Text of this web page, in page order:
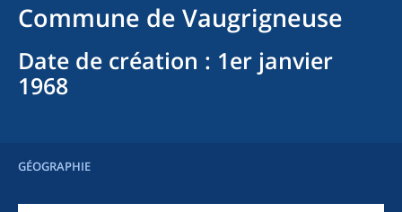
Commune de Vaugrigneuse
Date de création : 1er janvier
1968
GÉOGRAPHIE